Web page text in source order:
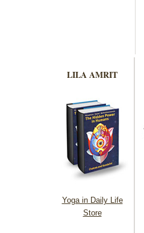
LILA AMRIT
Yoga in Daily Life
Store